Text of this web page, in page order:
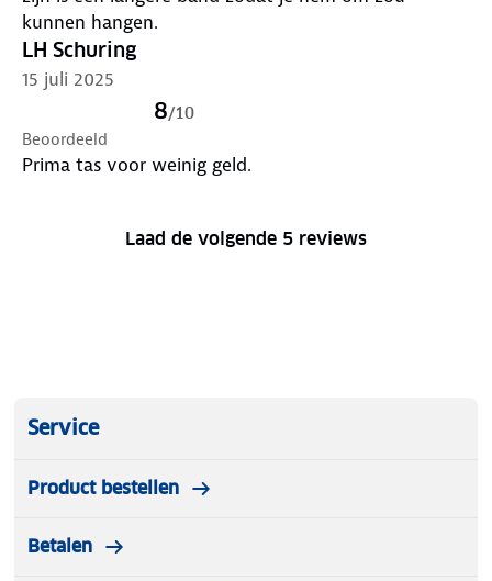
kunnen hangen.
LH Schuring
15 juli 2025
8/10
Beoordeeld
Prima tas voor weinig geld.
Laad de volgende 5 reviews
Service
Product bestellen
Betalen